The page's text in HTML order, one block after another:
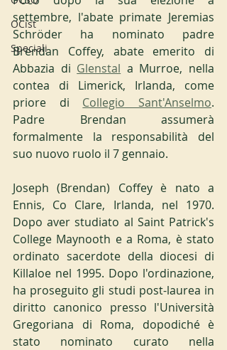
OCist
Speciali
settembre, l'abate primate Jeremias
Schröder ha nominato padre
Brendan Coffey, abate emerito di
Abbazia di Glenstal a Murroe, nella
contea di Limerick, Irlanda, come
priore di Collegio Sant'Anselmo.
Padre Brendan assumerà
formalmente la responsabilità del
suo nuovo ruolo il 7 gennaio.
Joseph (Brendan) Coffey è nato a
Ennis, Co Clare, Irlanda, nel 1970.
Dopo aver studiato al Saint Patrick's
College Maynooth e a Roma, è stato
ordinato sacerdote della diocesi di
Killaloe nel 1995. Dopo l'ordinazione,
ha proseguito gli studi post-laurea in
diritto canonico presso l'Università
Gregoriana di Roma, dopodiché è
stato nominato curato nella